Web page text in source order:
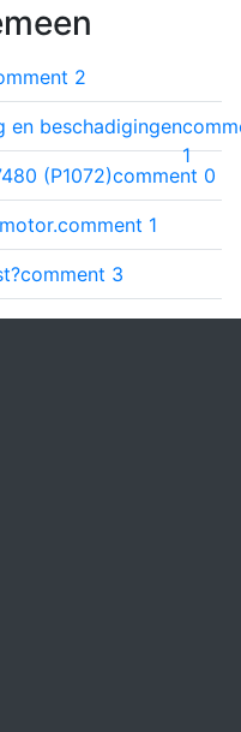
2
en beschadigingen
1
(P1072)comment 0
comment 1
comment 3